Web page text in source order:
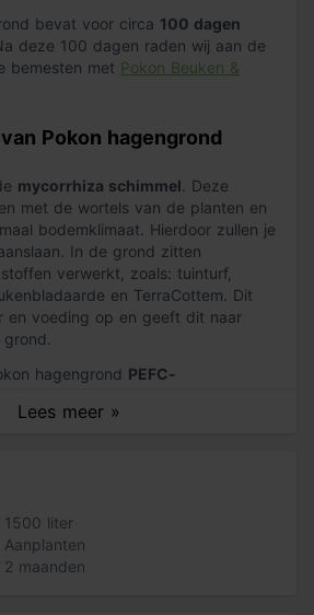
bevat voor circa 100 dagen
deze 100 dagen raden wij aan de
bemesten met Pokon Beuken &
Pokon hagengrond
mycorrhiza schimmel . Deze
met de wortels van de planten en
bodemklimaat. Hierdoor zullen je
In de grond zitten
verwerkt, zoals: tuinturf,
en TerraCottem. Dit
en voeding op en geeft dit naar
Lees meer »
hagengrond PEFC-
wortels zich goed kunnen
hagengrond
wordt geleverd op een pallet in losse
1500 liter
Aanplanten
2 maanden